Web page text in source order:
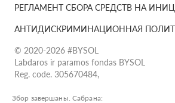
Збор завершаны. Сабрана:
РЕГЛАМЕНТ СБОРА СРЕДСТВ НА
АНТИДИСКРИМИНАЦИОННАЯ
© 2020-2026 #BYSOL
Labdaros ir paramos fondas BYSOL
Reg. code. 305670484,
g.17-1, LT-13253